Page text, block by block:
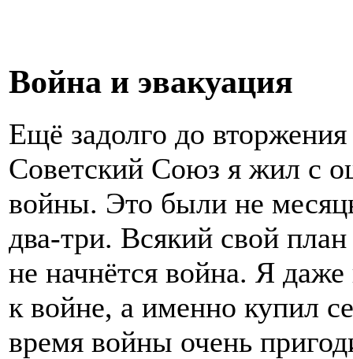
Война и эвакуация
Ещё задолго до
Советский Союз я жил с
войны. Это были не
два-три. Всякий свой
не начнётся война. Я
к войне, а именно купил
время войны очень